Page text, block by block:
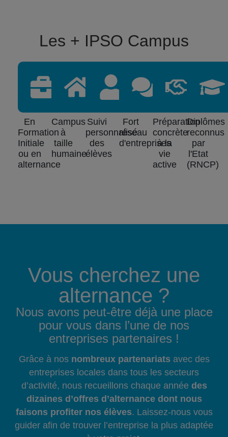
Les + IPSO Campus
En
Formation
Initiale
ou en
alternance
Campus
à
taille
humaine
Suivi
personnalisé
des
élèves
Fort
réseau
d'entreprises
Préparation
concrète
à la
vie
active
Diplômes
reconnus
par
l'Etat
(RNCP)
Vous cherchez une
alternance ?
Nous avons peut-être déjà une place
pour vous dans l’une de nos
entreprises partenaires !
Grâce à nos nombreux partenariats avec des
entreprises locales dans tous les secteurs
d’activité, nous recueillons chaque année des
dizaines d’offres d’alternance dont nous
faisons profiter nos élèves. Laissez-nous vous
guider afin de trouver l’entreprise la plus adaptée